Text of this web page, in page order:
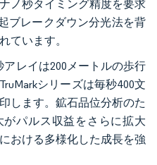
ノ秒タイミング精度を要求
ブレークダウン分光法を背
ています。
アレイは200メートルの歩行
シリーズは毎秒400文
します。鉱石品位分析のた
がパルス収益をさらに拡大
おける多様化した成長を強